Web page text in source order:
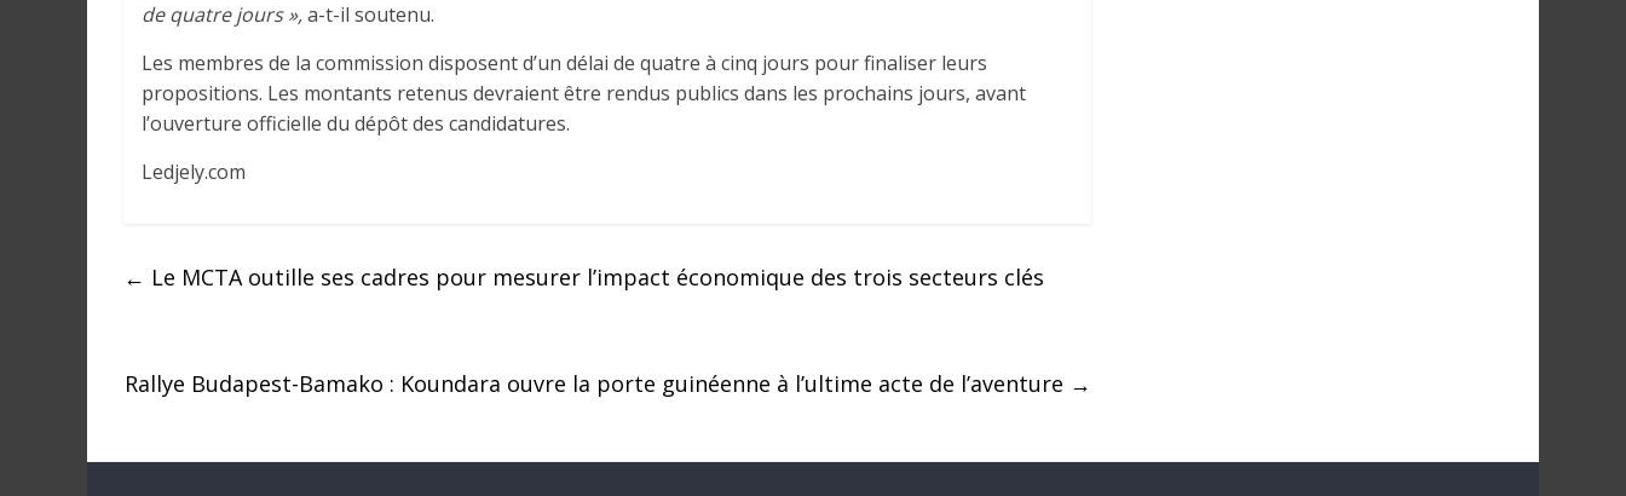
de quatre jours »,a-t-il soutenu.
Les membres de la commission disposent d’un délai de quatre à cinq jours pour finaliser leurs
propositions. Les montants retenus devraient être rendus publics dans les prochains jours, avant
l’ouverture officielle du dépôt des candidatures.
Ledjely.com
← Le MCTA outille ses cadres pour mesurer l’impact économique des trois secteurs clés
Rallye Budapest-Bamako : Koundara ouvre la porte guinéenne à l’ultime acte de l’aventure →